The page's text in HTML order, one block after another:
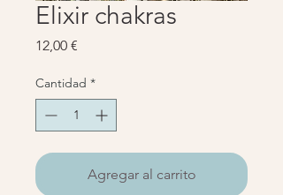
Elixir chakras
12,00 €
Cantidad *
Agregar al carrito